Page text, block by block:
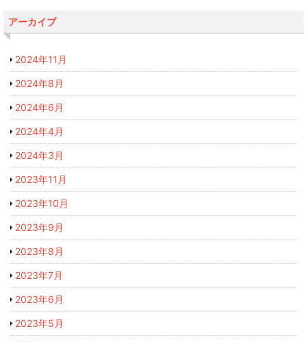
アーカイブ
2024年11月
2024年8月
2024年6月
2024年4月
2024年3月
2023年11月
2023年10月
2023年9月
2023年8月
2023年7月
2023年6月
2023年5月